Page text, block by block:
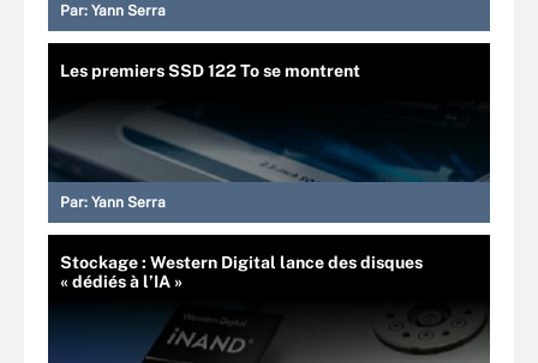
Par: Yann Serra
Les premiers SSD 122 To se montrent
Par: Yann Serra
Stockage : Western Digital lance des disques
« dédiés à l’IA »